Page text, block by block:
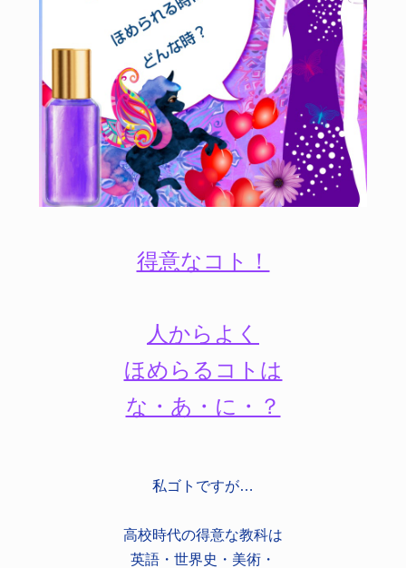
得意なコト！
人からよく
ほめらるコトは
な・あ・に・？
私ゴトですが…
高校時代の得意な教科は
英語・世界史・美術・